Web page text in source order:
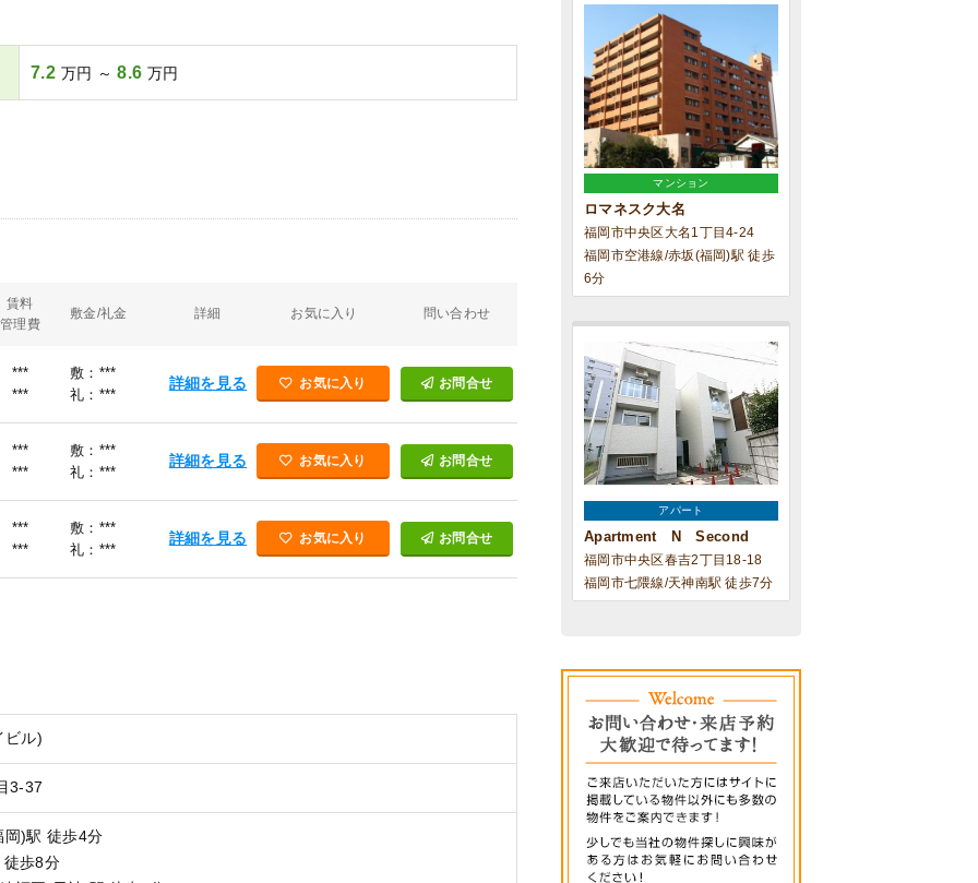
7.2 万円 ～8.6 万円
賃料
管理費
敷金/礼金 詳細 お気に入り 問い合わせ
***
***
敷：***
礼：***
詳細を見る お気に入り お問合せ
***
***
敷：***
礼：***
詳細を見る お気に入り お問合せ
***
***
敷：***
礼：***
詳細を見る お気に入り お問合せ
ビル)
3-37
岡)駅 徒歩4分
徒歩8分
マンション
ロマネスク大名
福岡市中央区大名1丁目4-24
福岡市空港線/赤坂(福岡)駅 徒歩
6分
アパート
Apartment N Second
福岡市中央区春吉2丁目18-18
福岡市七隈線/天神南駅 徒歩7分